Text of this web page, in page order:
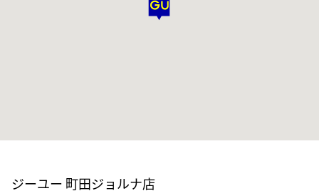
ジーユー 町田ジョルナ店